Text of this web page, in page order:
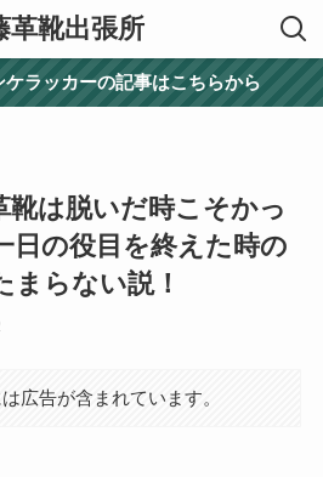
革靴出張所
ラッカーの記事はこちらから
靴は脱いだ時こそかっ
日の役目を終えた時の
まらない説！
広告が含まれています。